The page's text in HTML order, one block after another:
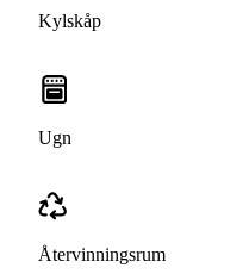
Kylskåp
Ugn
Återvinningsrum